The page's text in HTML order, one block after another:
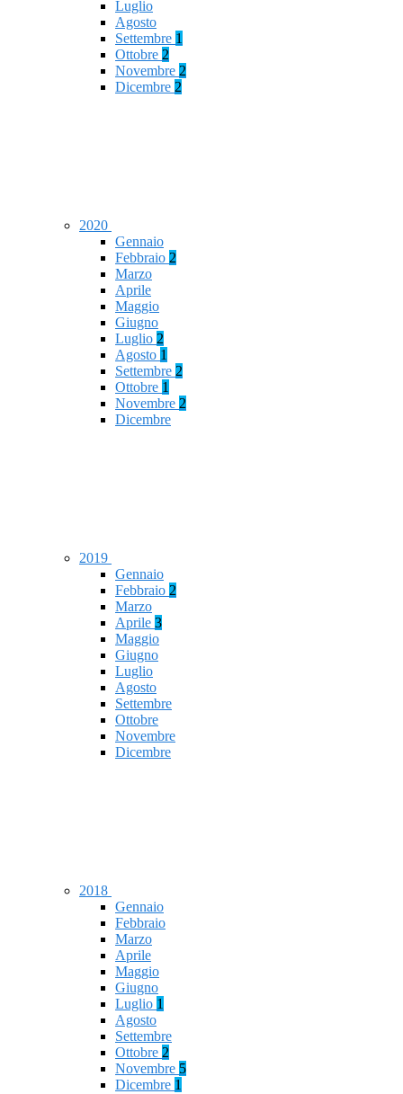
Luglio
Agosto
Settembre 1
Ottobre 2
Novembre 2
Dicembre 2
2020
Gennaio
Febbraio 2
Marzo
Aprile
Maggio
Giugno
Luglio 2
Agosto 1
Settembre 2
Ottobre 1
Novembre 2
Dicembre
2019
Gennaio
Febbraio 2
Marzo
Aprile 3
Maggio
Giugno
Luglio
Agosto
Settembre
Ottobre
Novembre
Dicembre
2018
Gennaio
Febbraio
Marzo
Aprile
Maggio
Giugno
Luglio 1
Agosto
Settembre
Ottobre 2
Novembre 5
Dicembre 1